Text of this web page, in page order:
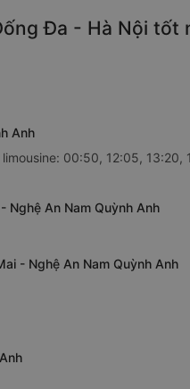
Đa - Hà Nội tốt
Anh
00:50, 12:05, 13:20,
Nghệ An Nam Quỳnh Anh
- Nghệ An Nam Quỳnh Anh